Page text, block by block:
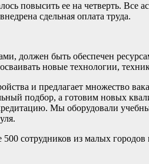
повысить ее на четверть. Все
сдельная оплата труда.
должен быть обеспечен
новые технологии,
и предлагает множество
подбор, а готовим новых
Мы оборудовали
500 сотрудников из малых